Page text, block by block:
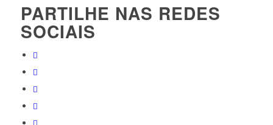
PARTILHE NAS REDES
SOCIAIS